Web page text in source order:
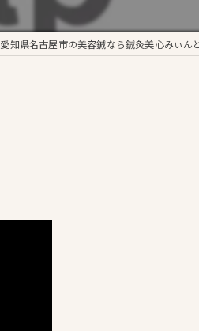
ツボ
愛知県名古屋市の美容鍼なら鍼灸美心みぃん